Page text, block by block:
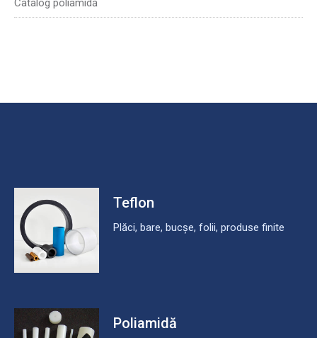
Teflon
Plăci, bare, bucșe, folii, produse finite
Poliamidă